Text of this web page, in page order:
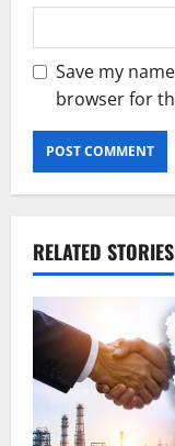
Save my
browser for
RELATED STORIES